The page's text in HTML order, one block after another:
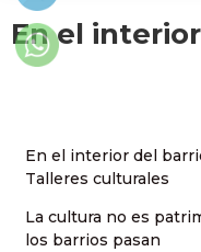
En el
En el interior del
Talleres culturales
La cultura no es
los barrios pasan